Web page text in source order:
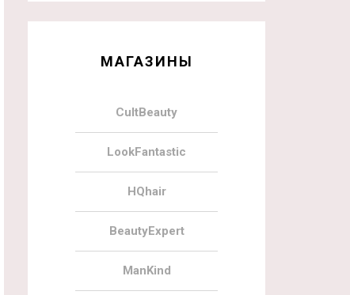
МАГАЗИНЫ
CultBeauty
LookFantastic
HQhair
BeautyExpert
ManKind